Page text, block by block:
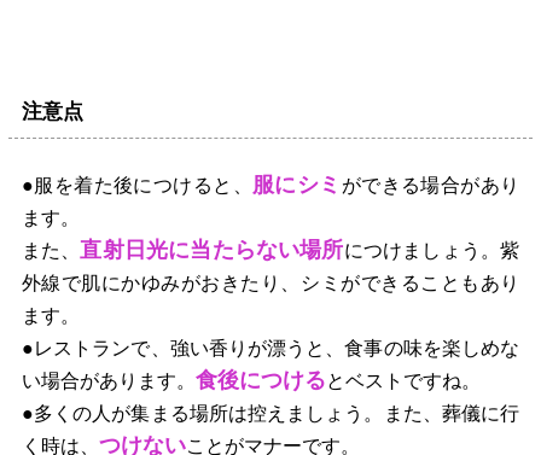
注意点
●服を着た後につけると、 服にシミ ができる場合があり
ます。
また、 直射日光に当たらない場所につけましょう。紫
外線で肌にかゆみがおきたり、シミができることもあり
ます。
●レストランで、強い香りが漂うと、食事の味を楽しめな
い場合があります。 食後につけるとベストですね。
●多くの人が集まる場所は控えましょう。また、葬儀に行
く時は、 つけないことがマナーです。